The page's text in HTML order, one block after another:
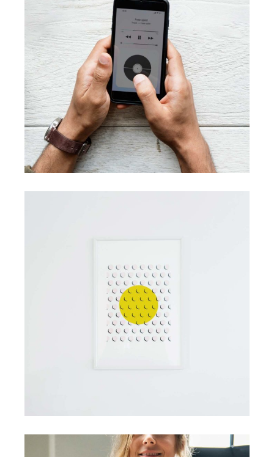
Development
Design
Visual Festivals